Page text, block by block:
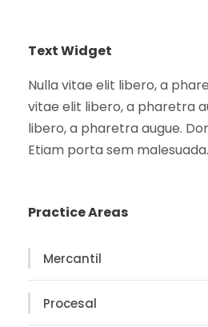
Text Widget
Nulla vitae elit libero, a
vitae elit libero, a pharetra
libero, a pharetra augue.
Etiam porta sem malesuada.
Practice Areas
Mercantil
Procesal